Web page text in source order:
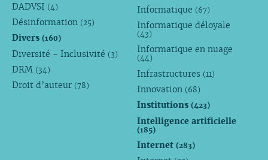
DADVSI (4)
Désinformation (25)
Divers (160)
Diversité - Inclusivité (3)
DRM (34)
Droit d’auteur (78)
Informatique (67)
Informatique déloyale
(43)
Informatique en nuage
(44)
Infrastructures (11)
Innovation (68)
Institutions(423)
Intelligence artificielle
(185)
Internet(283)